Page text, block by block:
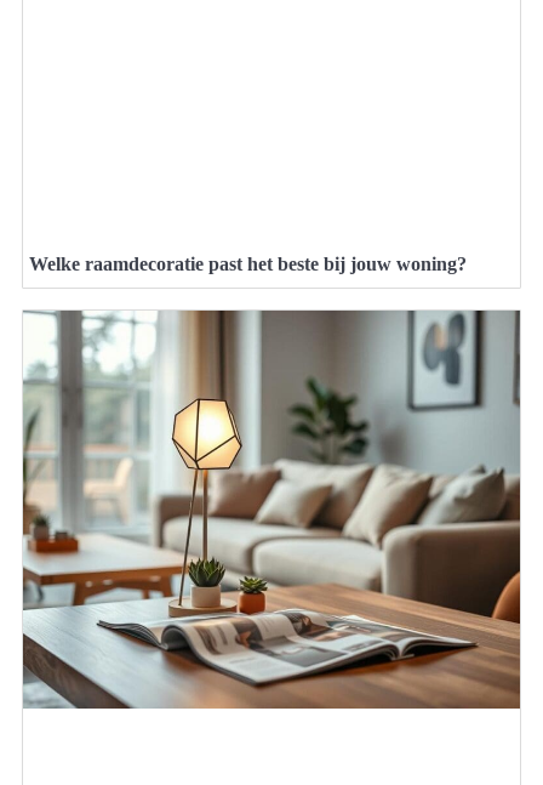
Welke raamdecoratie past het beste bij jouw woning?